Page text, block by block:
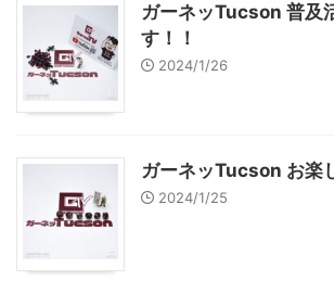
ガーネッTucson 普及
す！！
2024/1/26
ガーネッTucson お楽
2024/1/25